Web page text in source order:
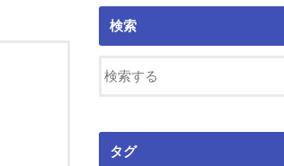
検索
タグ